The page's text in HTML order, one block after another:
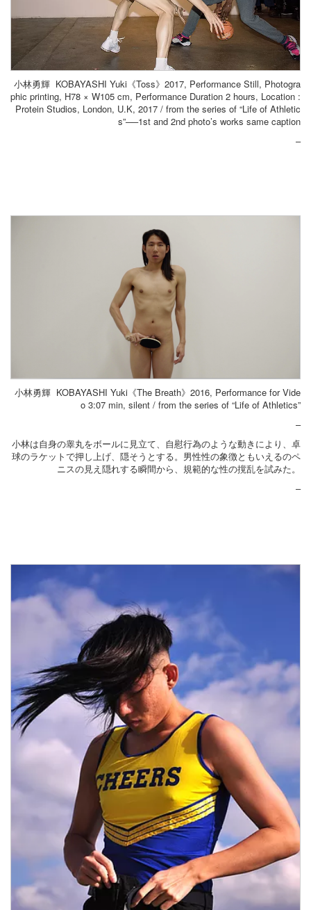
小林勇輝 KOBAYASHI Yuki《Toss》2017, Performance Still, Photogra
phic printing, H78 × W105 cm, Performance Duration 2 hours, Location :
Protein Studios, London, U.K, 2017 / from the series of “Life of Athletic
s”──1st and 2nd photo’s works same caption
–
小林勇輝 KOBAYASHI Yuki《The Breath》2016, Performance for Vide
o 3:07 min, silent / from the series of “Life of Athletics”
–
小林は自身の睾丸をボールに見立て、自慰行為のような動きにより、卓
球のラケットで押し上げ、隠そうとする。男性性の象徴ともいえるのペ
ニスの見え隠れする瞬間から、規範的な性の撹乱を試みた。
–